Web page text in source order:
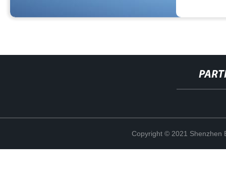
Copyright © 2021 Shenzhen